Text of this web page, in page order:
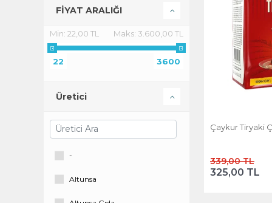
Çaykur Tiryaki
339,00 TL
325,00 TL
Balküpü
Beta Tea
Cire Aseptine
FİYAT ARALIĞI
Min: 22,00 TL Maks: 3.600,00 TL
22 3600
Üretici
-
Altunsa